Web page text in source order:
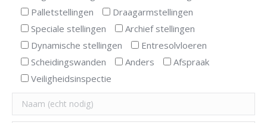
Palletstellingen
Draagarmstellingen
Speciale stellingen
Archief stellingen
Dynamische stellingen
Entresolvloeren
Scheidingswanden
Anders
Afspraak
Veiligheidsinspectie